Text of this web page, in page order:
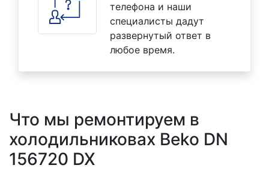
телефона и наши
специалисты дадут
развернутый ответ в
любое время.
Что мы ремонтируем в
холодильниковах Beko DN
156720 DX